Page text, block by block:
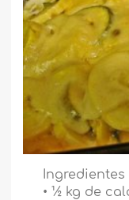
• ½ kg de